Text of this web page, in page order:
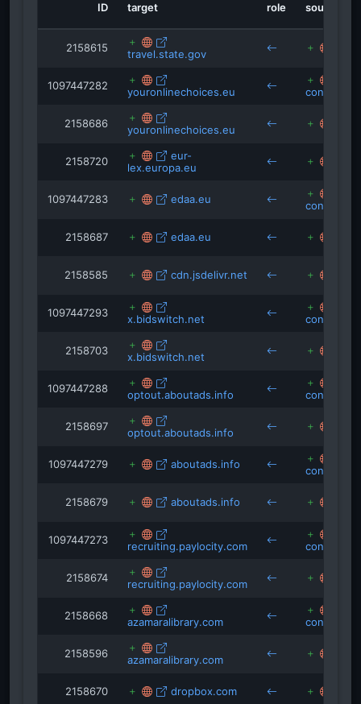
ID target role source
2158615 travel.state.gov
1097447282 youronlinechoices.eu
2158686 youronlinechoices.eu
2158720
eur-
lex.europa.eu
1097447283 edaa.eu
2158687 edaa.eu
2158585 cdn.jsdelivr.net
1097447293 x.bidswitch.net
2158703 x.bidswitch.net
1097447288 optout.aboutads.info
2158697 optout.aboutads.info
1097447279 aboutads.info
2158679 aboutads.info
1097447273 recruiting.paylocity.com
2158674 recruiting.paylocity.com
2158668 azamaralibrary.com
2158596 azamaralibrary.com
2158670 dropbox.com